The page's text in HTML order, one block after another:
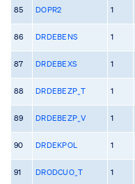
85 DOPR2 1
86 DRDEBENS 1
87 DRDEBEXS 1
88 DRDEBEZP_T 1
89 DRDEBEZP_V 1
90 DRDEKPOL 1
91 DRODCUO_T 1